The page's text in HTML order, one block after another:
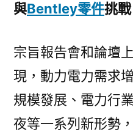
與Bentley零件挑戰
宗旨報告會和論壇
現，動力電力需求
規模發展、電力行
夜等一系列新形勢